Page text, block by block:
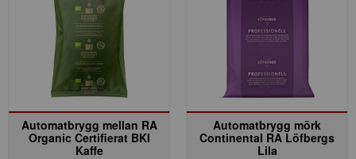
Automatbrygg mellan RA
Organic Certifierat BKI
Kaffe
Automatbrygg mörk
Continental RA Löfbergs
Lila